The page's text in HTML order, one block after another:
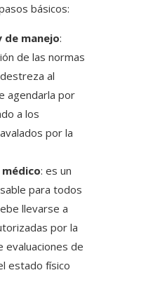
básicos:
de manejo:
de las normas
al
agendarla por
a los
por la
: es un
para todos
llevarse a
por la
evaluaciones de
estado físico